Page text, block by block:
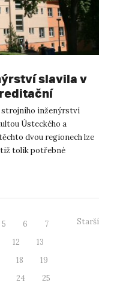
slavila v
strojního inženýrství
Ústeckého a
dvou regionech lze
tolik potřebné
5 6
7
12
13
18
19
24
25
Starší